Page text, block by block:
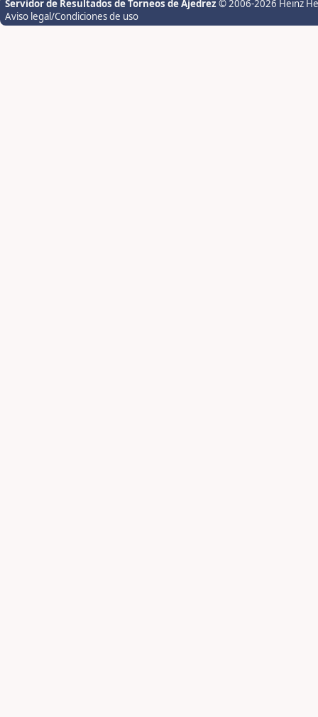
Servidor de Resultados de Torneos de Ajedrez © 2006-2026 Heinz
Aviso legal/Condiciones de uso